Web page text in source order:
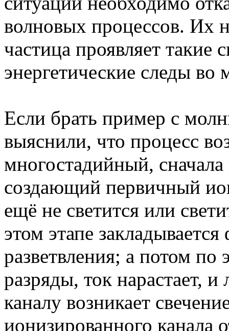
волновых процессов. Их
частица проявляет такие
энергетические следы во
Если брать пример с
выяснили, что процесс
многостадийный,
создающий первичный
ещё не светится или
этом этапе
разветвления; а потом
разряды, ток нарастает,
каналу возникает
ионизированного канала